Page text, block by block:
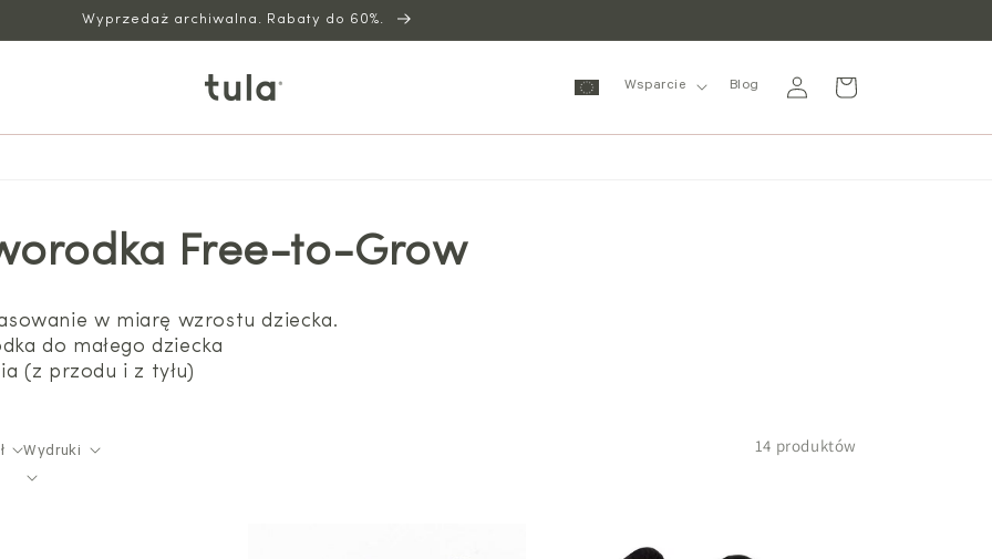
Wyprzedaż archiwalna. Rabaty do 60%.
Wsparcie Blog
się
Wózek
Free-to-Grow
w miarę wzrostu dziecka.
do małego dziecka
(z przodu i z tyłu)
Wydruki 14 produktów